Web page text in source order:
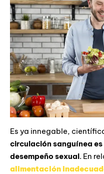
Es ya innegable,
circulación sanguínea
desempeño sexual. En
alimentación